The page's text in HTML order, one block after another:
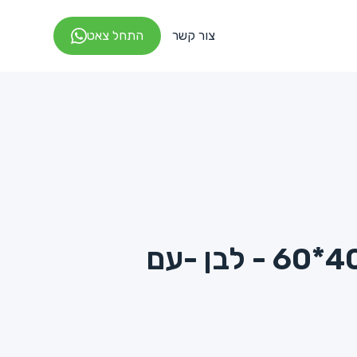
צור קשר התחל צאט
נייר אפיה - 40*60 - לבן -עם